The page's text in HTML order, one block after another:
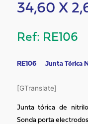
34,60 X
RE106
RE106 Junta Tórica
[GTranslate]
Junta tórica de
Sonda porta electrodos